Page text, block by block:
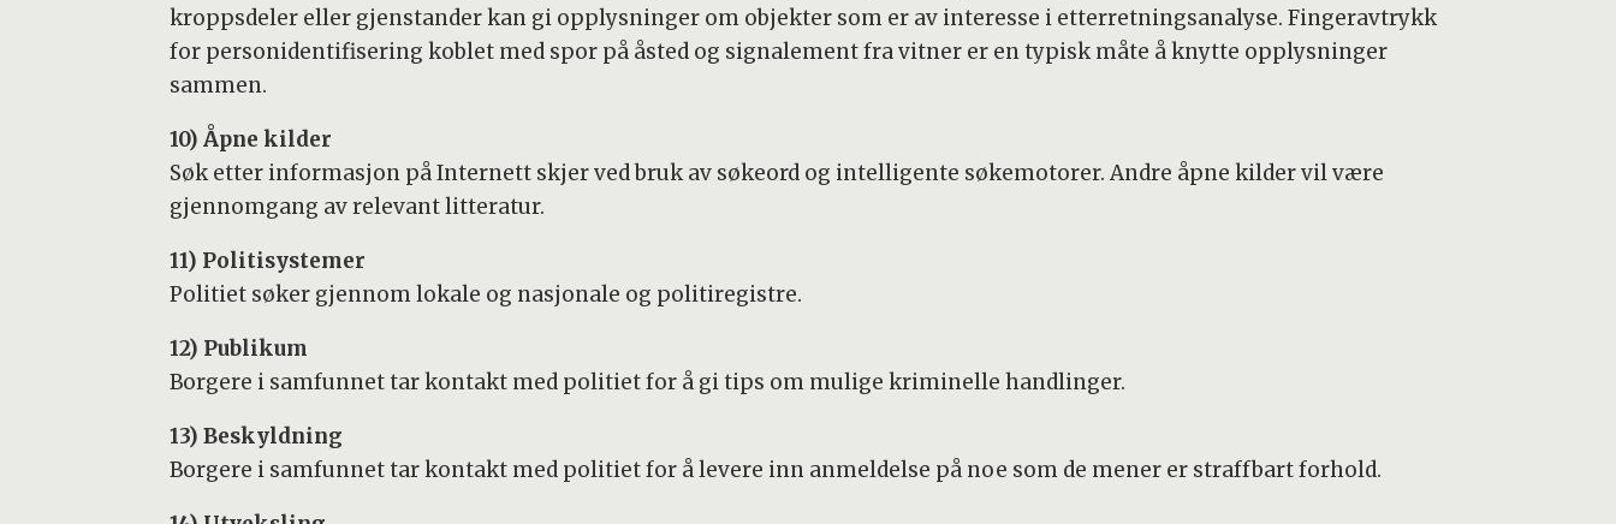
kroppsdeler eller gjenstander kan gi opplysninger om objekter som er av interesse i etterretningsanalyse. Fingeravtrykk
for personidentifisering koblet med spor på åsted og signalement fra vitner er en typisk måte å knytte opplysninger
sammen.
10) Åpne kilder
Søk etter informasjon på Internett skjer ved bruk av søkeord og intelligente søkemotorer. Andre åpne kilder vil være
gjennomgang av relevant litteratur.
11) Politisystemer
Politiet søker gjennom lokale og nasjonale og politiregistre.
12) Publikum
Borgere i samfunnet tar kontakt med politiet for å gi tips om mulige kriminelle handlinger.
13) Beskyldning
Borgere i samfunnet tar kontakt med politiet for å levere inn anmeldelse på noe som de mener er straffbart forhold.